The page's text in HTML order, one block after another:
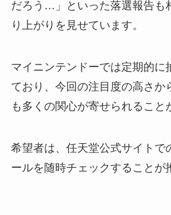
だろう…」といった落選報告も
り上がりを見せています。
マイニンテンドーでは定期的に
ており、今回の注目度の高さか
も多くの関心が寄せられること
希望者は、任天堂公式サイトで
ールを随時チェックすることが